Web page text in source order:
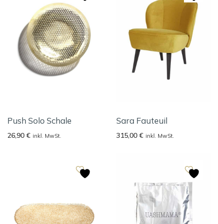
Push Solo Schale
26,90 € inkl. MwSt.
Sara Fauteuil
315,00 € inkl. MwSt.